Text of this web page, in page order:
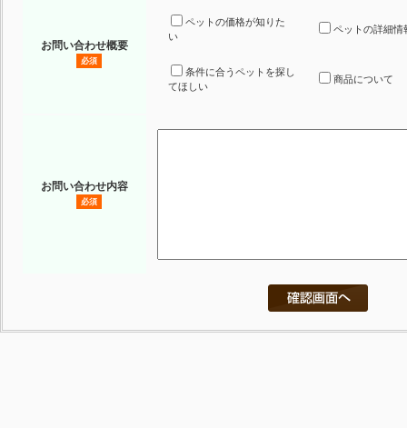
お問い合わせ概要
必須
ペットの価格が知りた
い
ペットの詳細情
条件に合うペットを探し
てほしい
商品について
お問い合わせ内容
必須